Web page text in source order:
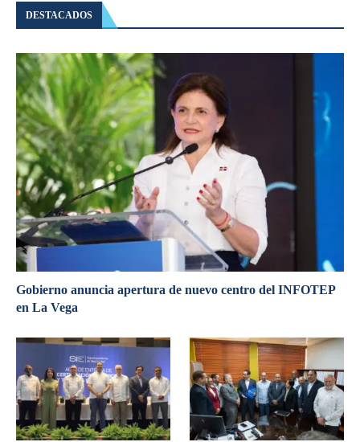
DESTACADOS
Gobierno anuncia apertura de nuevo centro del INFOTEP
en La Vega